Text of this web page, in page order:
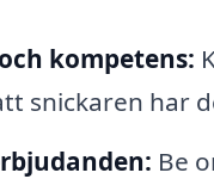
kompetens:
snickaren har
Be